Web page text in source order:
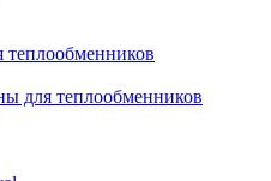
для теплообменников